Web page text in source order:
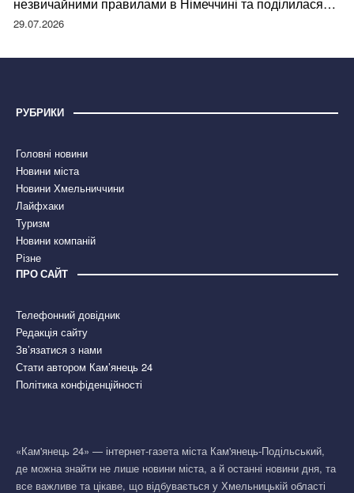
правдою
29.07.2026
РУБРИКИ
Головні новини
Новини міста
Новини Хмельниччини
Лайфхаки
Туризм
Новини компаній
Різне
ПРО САЙТ
Телефонний довідник
Редакція сайту
Зв’язатися з нами
Стати автором Кам’янець 24
Політика конфіденційності
«Кам'янець 24» — інтернет-газета міста Кам'янець-Подільський,
де можна знайти не лише новини міста, а й останні новини дня, та
все важливе та цікаве, що відбувається у Хмельницькій області